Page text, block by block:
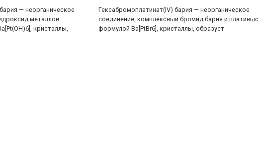
— неорганическое
металлов
кристаллы,
Гексабромоплатинат(IV) бария — неорганическое
соединение, комплексный бромид бария и платиныс
формулой Ba[PtBr6], кристаллы, образует